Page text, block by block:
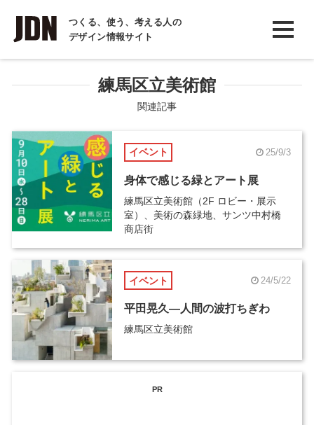
つくる、使う、考える人の
デザイン情報サイト
INTERVIEW
インタビュー
REPORT
COLUMN
コラム
練馬区立美術館
関連記事
イベント 25/9/3
身体で感じる緑とアート展
練馬区立美術館（2F ロビー・展示
室）、美術の森緑地、サンツ中村橋
商店街
イベント 24/5/22
平田晃久―人間の波打ちぎわ
練馬区立美術館
PR